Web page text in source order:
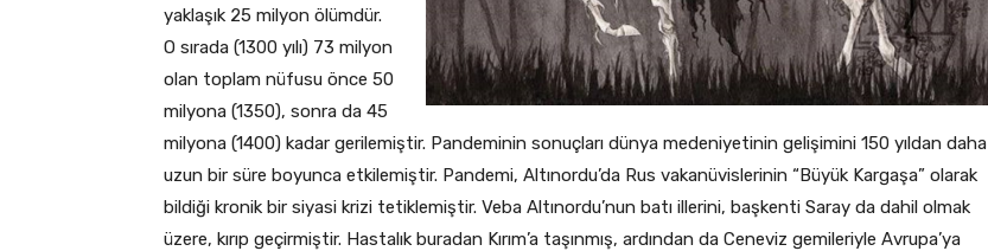
yaklaşık 25 milyon ölümdür.
O sırada (1300 yılı) 73 milyon
olan toplam nüfusu önce 50
milyona (1350), sonra da 45
milyona (1400) kadar gerilemiştir. Pandeminin sonuçları dünya medeniyetinin gelişimini 150 yıldan daha
uzun bir süre boyunca etkilemiştir. Pandemi, Altınordu’da Rus vakanüvislerinin “Büyük Kargaşa” olarak
bildiği kronik bir siyasi krizi tetiklemiştir. Veba Altınordu’nun batı illerini, başkenti Saray da dahil olmak
üzere, kırıp geçirmiştir. Hastalık buradan Kırım’a taşınmış, ardından da Ceneviz gemileriyle Avrupa’ya